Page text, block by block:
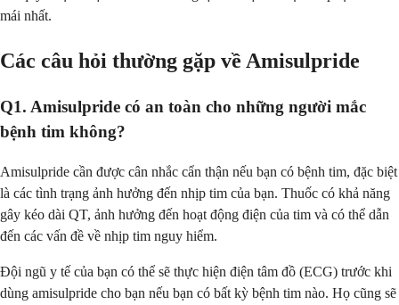
mái nhất.
Các câu hỏi thường gặp về Amisulpride
Q1. Amisulpride có an toàn cho những người mắc
bệnh tim không?
Amisulpride cần được cân nhắc cẩn thận nếu bạn có bệnh tim, đặc biệt
là các tình trạng ảnh hưởng đến nhịp tim của bạn. Thuốc có khả năng
gây kéo dài QT, ảnh hưởng đến hoạt động điện của tim và có thể dẫn
đến các vấn đề về nhịp tim nguy hiểm.
Đội ngũ y tế của bạn có thể sẽ thực hiện điện tâm đồ (ECG) trước khi
dùng amisulpride cho bạn nếu bạn có bất kỳ bệnh tim nào. Họ cũng sẽ